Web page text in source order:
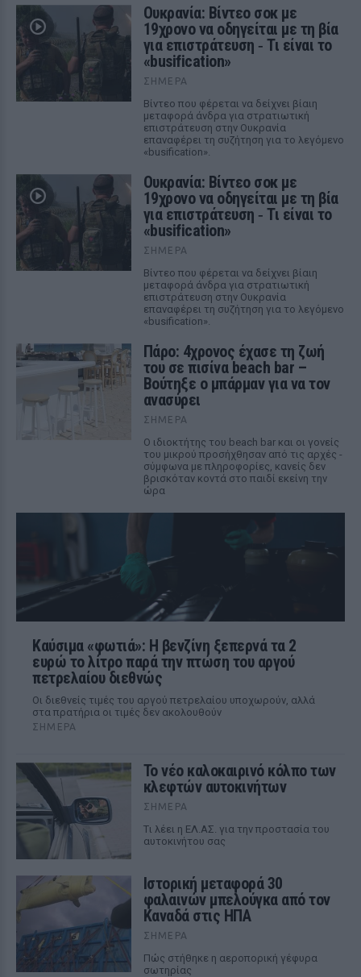
Ουκρανία: Βίντεο σοκ με
19χρονο να οδηγείται με τη βία
για επιστράτευση ‑ Τι είναι το
«busification»
ΣΉΜΕΡΑ
Βίντεο που φέρεται να δείχνει βίαιη
μεταφορά άνδρα για στρατιωτική
επιστράτευση στην Ουκρανία
επαναφέρει τη συζήτηση για το λεγόμενο
«busification».
Ουκρανία: Βίντεο σοκ με
19χρονο να οδηγείται με τη βία
για επιστράτευση ‑ Τι είναι το
«busification»
ΣΉΜΕΡΑ
Βίντεο που φέρεται να δείχνει βίαιη
μεταφορά άνδρα για στρατιωτική
επιστράτευση στην Ουκρανία
επαναφέρει τη συζήτηση για το λεγόμενο
«busification».
Πάρο: 4χρονος έχασε τη ζωή
του σε πισίνα beach bar –
Βούτηξε ο μπάρμαν για να τον
ανασύρει
ΣΉΜΕΡΑ
Ο ιδιοκτήτης του beach bar και οι γονείς
του μικρού προσήχθησαν από τις αρχές -
σύμφωνα με πληροφορίες, κανείς δεν
βρισκόταν κοντά στο παιδί εκείνη την
ώρα
Καύσιμα «φωτιά»: Η βενζίνη ξεπερνά τα 2
ευρώ το λίτρο παρά την πτώση του αργού
πετρελαίου διεθνώς
Οι διεθνείς τιμές του αργού πετρελαίου υποχωρούν, αλλά
στα πρατήρια οι τιμές δεν ακολουθούν
ΣΉΜΕΡΑ
Το νέο καλοκαιρινό κόλπο των
κλεφτών αυτοκινήτων
ΣΉΜΕΡΑ
Tι λέει η ΕΛ.ΑΣ. για την προστασία του
αυτοκινήτου σας
Ιστορική μεταφορά 30
φαλαινών μπελούγκα από τον
Καναδά στις ΗΠΑ
ΣΉΜΕΡΑ
Πώς στήθηκε η αεροπορική γέφυρα
σωτηρίας